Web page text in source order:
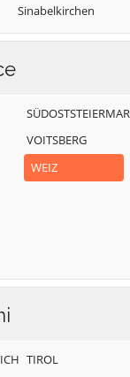
Sinabelkirchen
Strallegg
VOITSBERG
WEIZ
TIROL